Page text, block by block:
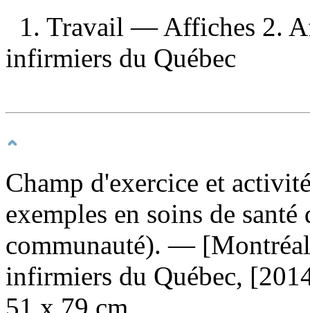
1. Travail — Affiches 2.
infirmiers du Québec
Champ d'exercice et
exemples en soins de
communauté). —
infirmiers du Québec,
51 x 79 cm.